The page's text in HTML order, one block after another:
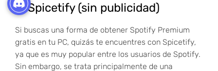
5. Spicetify (sin publicidad)
Si buscas una forma de obtener Spotify Premium
gratis en tu PC, quizás te encuentres con Spicetify,
ya que es muy popular entre los usuarios de Spotify.
Sin embargo, se trata principalmente de una